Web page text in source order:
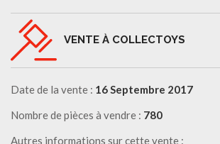
VENTE À COLLECTOYS
Date de la vente : 16 Septembre 2017
Nombre de pièces à vendre : 780
Autres informations sur cette vente :